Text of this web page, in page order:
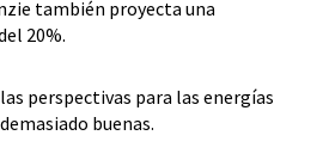
también proyecta una
20%.
perspectivas para las energías
buenas.